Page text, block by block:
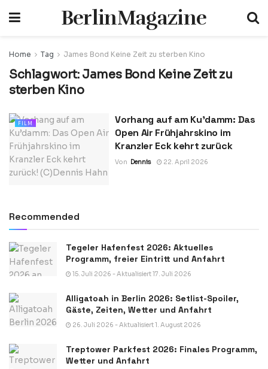
BerlinMagazine
Home Tag James Bond Keine Zeit zu sterben Kino
Schlagwort: James Bond Keine Zeit zu
sterben Kino
FILM
Vorhang auf am Ku’damm: Das
Open Air Frühjahrskino im
Kranzler Eck kehrt zurück
Von Dennis 22. April 2026
Recommended
Tegeler Hafenfest 2026: Aktuelles
Programm, freier Eintritt und Anfahrt
15. Juli 2026 - Aktualisiert 17. Juli 2026
Alligatoah in Berlin 2026: Setlist-Spoiler,
Gäste, Zeiten, Wetter und Anfahrt
26. Juli 2026 - Aktualisiert 1. August 2026
Treptower Parkfest 2026: Finales Programm,
Wetter und Anfahrt